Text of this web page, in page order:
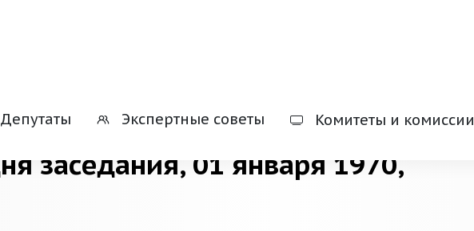
Депутаты Экспертные советы Комитеты и комиссии
заседания, 01 января 1970,